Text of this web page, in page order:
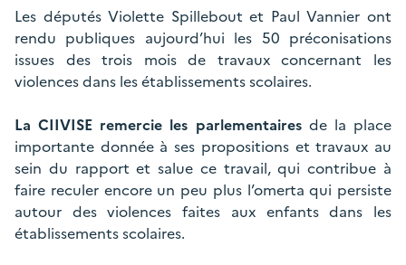
Les députés Violette Spillebout et Paul Vannier ont
rendu publiques aujourd’hui les 50 préconisations
issues des trois mois de travaux concernant les
violences dans les établissements scolaires.
La CIIVISE remercie les parlementairesde la place
importante donnée à ses propositions et travaux au
sein du rapport et salue ce travail, qui contribue à
faire reculer encore un peu plus l’omerta qui persiste
autour des violences faites aux enfants dans les
établissements scolaires.